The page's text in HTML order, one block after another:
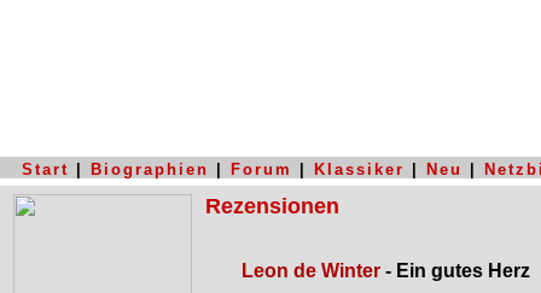
Start Biographien Forum Klassiker Neu
Rezensionen
Leon de Winter - Ein gutes Herz